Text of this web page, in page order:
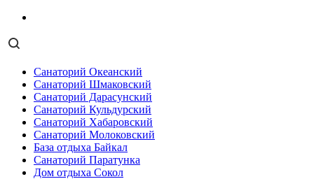
Санаторий Океанский
Санаторий Шмаковский
Санаторий Дарасунский
Санаторий Кульдурский
Санаторий Хабаровский
Санаторий Молоковский
База отдыха Байкал
Санаторий Паратунка
Дом отдыха Сокол